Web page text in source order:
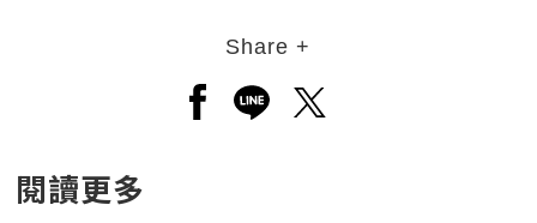
Share +
另開新視窗分享至facebook
另開新視窗分享至line
另開新視窗分享至
閱讀更多